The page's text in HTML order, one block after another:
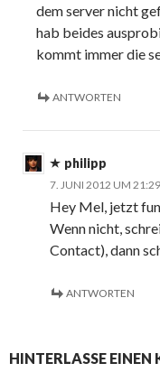
dem server nicht
hab beides
kommt immer die
ANTWORTEN
philipp
7. JUNI 2012 UM 21:29
Hey Mel, jetzt
Wenn nicht,
Contact), dann
ANTWORTEN
HINTERLASSE